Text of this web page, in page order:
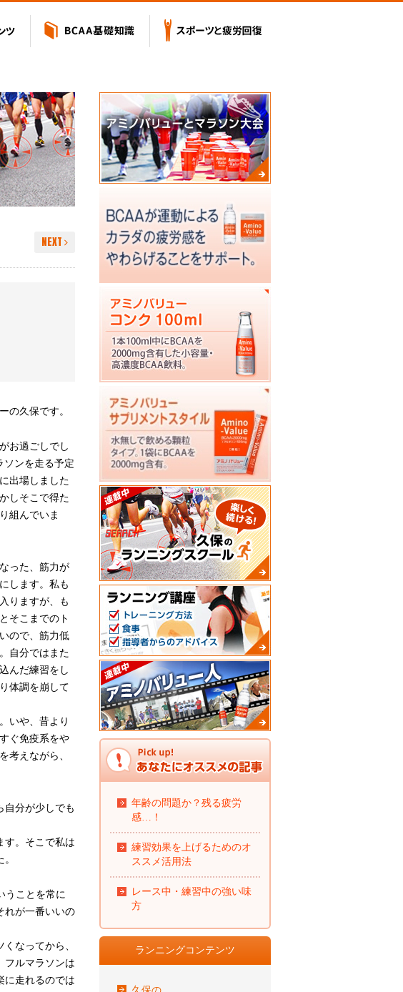
BCAA基礎知識
NEXT
の久保です。
お過ごしでし
ソンを走る予定
出場しました
しそこで得た
組んでいま
った、筋力が
します。私も
りますが、も
そこまでのト
ので、筋力低
自分ではまた
んだ練習をし
体調を崩して
いや、昔より
ぐ免疫系をや
考えながら、
自分が少しでも
す。そこで私は
うことを常に
れが一番いいの
なってから、
フルマラソンは
に走れるのでは
年齢の問題か？残る疲労
感…！
練習効果を上げるためのオ
ススメ活用法
レース中・練習中の強い味
方
ランニングコンテンツ